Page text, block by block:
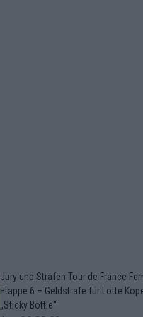
Jury und Strafen Tour de France
Etappe 6 – Geldstrafe für Lotte
„Sticky Bottle“